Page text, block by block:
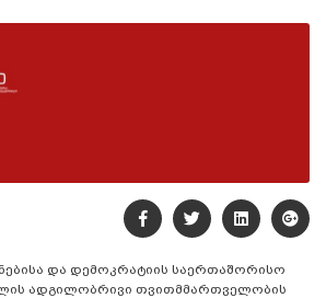
და დემოკრატიის საერთაშორისო
ადგილობრივი თვითმმართველობის